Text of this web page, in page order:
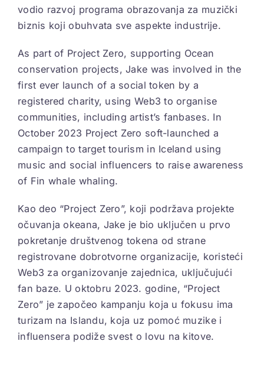
vodio razvoj programa obrazovanja za muzički
biznis koji obuhvata sve aspekte industrije.
As part of Project Zero, supporting Ocean
conservation projects, Jake was involved in the
first ever launch of a social token by a
registered charity, using Web3 to organise
communities, including artist’s fanbases. In
October 2023 Project Zero soft-launched a
campaign to target tourism in Iceland using
music and social influencers to raise awareness
of Fin whale whaling.
Kao deo “Project Zero”, koji podržava projekte
očuvanja okeana, Jake je bio uključen u prvo
pokretanje društvenog tokena od strane
registrovane dobrotvorne organizacije, koristeći
Web3 za organizovanje zajednica, uključujući
fan baze. U oktobru 2023. godine, “Project
Zero” je započeo kampanju koja u fokusu ima
turizam na Islandu, koja uz pomoć muzike i
influensera podiže svest o lovu na kitove.